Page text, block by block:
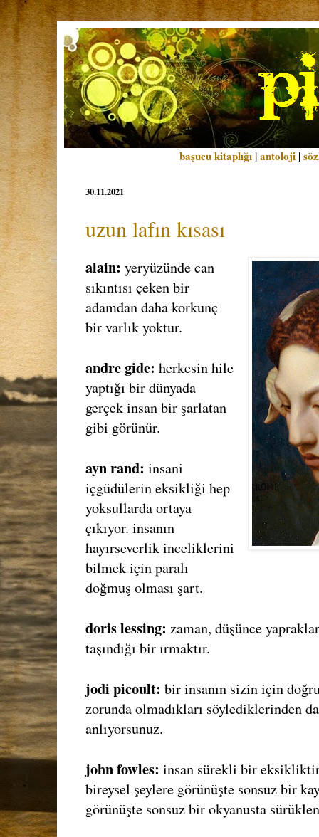
başucu kitaplığı |antoloji |
30.11.2021
uzun lafın kısası
alain: yeryüzünde can
sıkıntısı çeken bir
adamdan daha korkunç
bir varlık yoktur.
andre gide: herkesin hile
yaptığı bir dünyada
gerçek insan bir şarlatan
gibi görünür.
ayn rand: insani
içgüdülerin eksikliği hep
yoksullarda ortaya
çıkıyor. insanın
hayırseverlik inceliklerini
bilmek için paralı
doğmuş olması şart.
doris lessing: zaman, düşünce
taşındığı bir ırmaktır.
jodi picoult: bir insanın sizin için
zorunda olmadıkları söylediklerinden
anlıyorsunuz.
john fowles: insan sürekli bir
bireysel şeylere görünüşte sonsuz bir
görünüşte sonsuz bir okyanusta